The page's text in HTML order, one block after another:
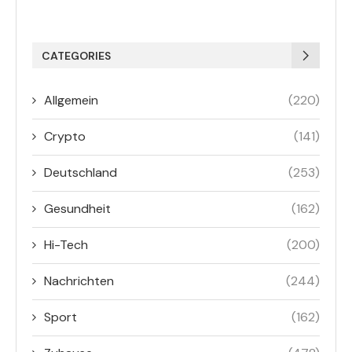
CATEGORIES
Allgemein (220)
Crypto (141)
Deutschland (253)
Gesundheit (162)
Hi-Tech (200)
Nachrichten (244)
Sport (162)